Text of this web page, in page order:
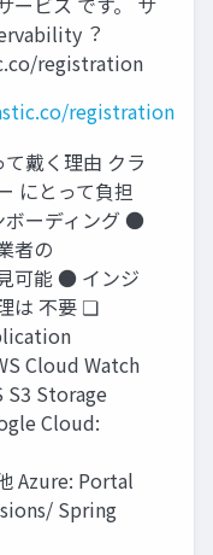
registration
registration
戴く理由 クラ
にとって負担
ボーディング ●
者の
可能 ● インジ
は 不要 ❏
Cloud Watch
S3 Storage
Cloud:
Azure: Portal
Spring